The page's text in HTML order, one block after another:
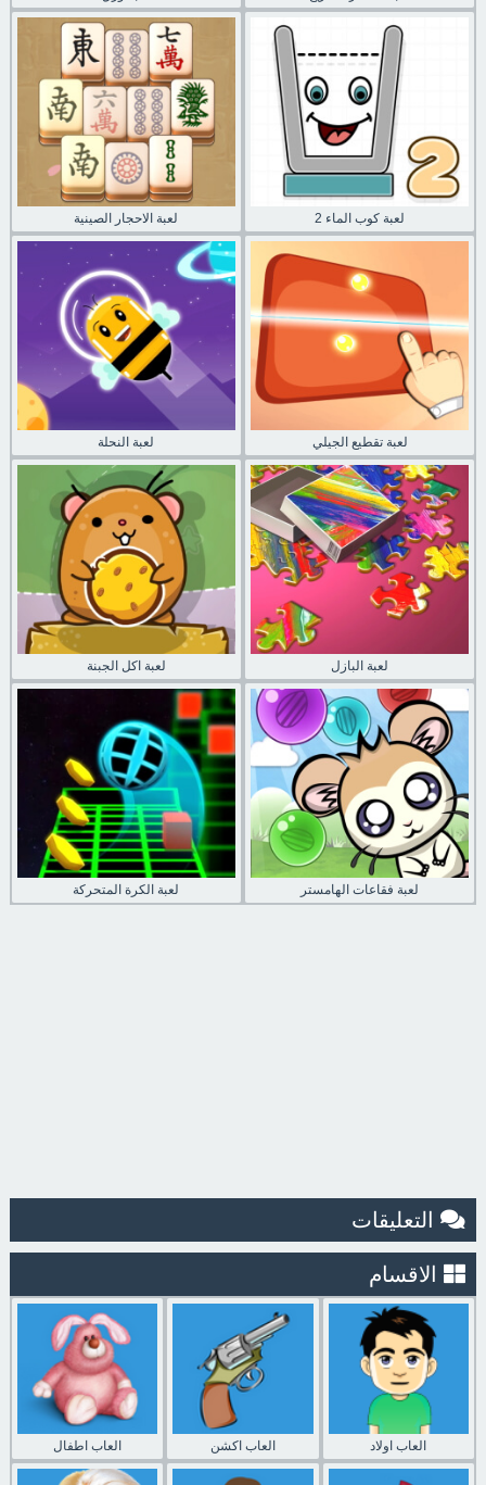
لعبة الاحجار الصينية لعبة كوب الماء 2
لعبة النحلة لعبة تقطيع الجيلي
لعبة اكل الجبنة لعبة البازل
لعبة الكرة المتحركة لعبة فقاعات الهامستر
التعليقات
الاقسام
العاب اطفال العاب اكشن العاب اولاد